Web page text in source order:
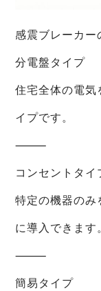
感震ブレーカー
分電盤タイプ
住宅全体の電気
イプです。
⸻
コンセントタイ
特定の機器のみ
に導入できます
⸻
簡易タイプ